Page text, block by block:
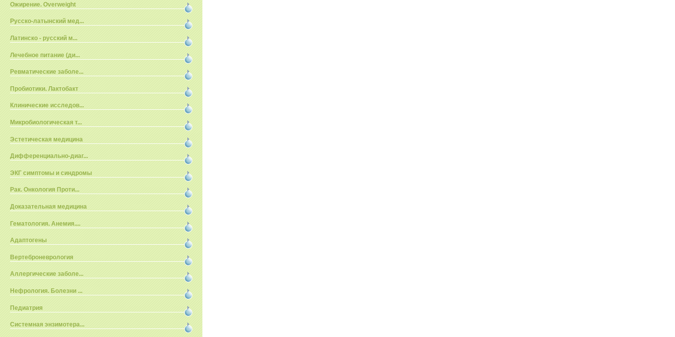
Ожирение. Overweight
Русско-латынский мед...
Латинско - русский м...
Лечебное питание (ди...
Ревматические заболе...
Пробиотики. Лактобакт
Клинические исследов...
Микробиологическая т...
Эстетическая медицина
Дифференциально-диаг...
ЭКГ симптомы и синдромы
Рак. Онкология Проти...
Доказательная медицина
Гематология. Анемия....
Адаптогены
Вертеброневрология
Аллергические заболе...
Нефрология. Болезни ...
Педиатрия
Системная энзимотера...